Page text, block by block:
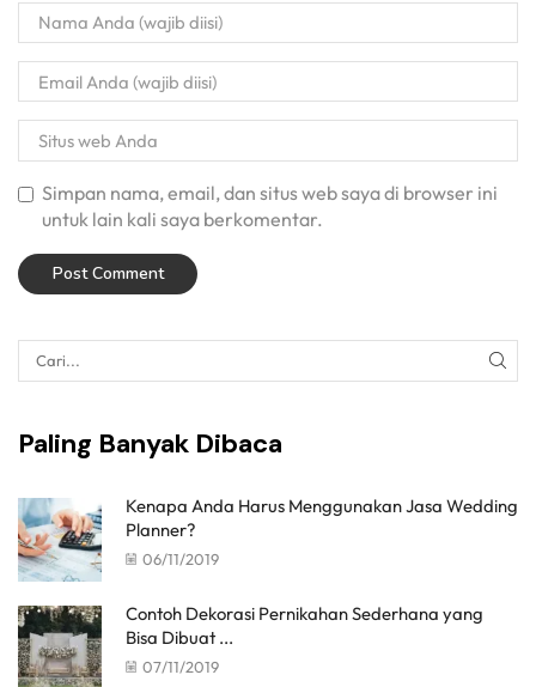
Simpan nama, email, dan situs web saya di browser ini
untuk lain kali saya berkomentar.
Paling Banyak Dibaca
Kenapa Anda Harus Menggunakan Jasa Wedding
Planner?
06/11/2019
Contoh Dekorasi Pernikahan Sederhana yang
Bisa Dibuat ...
07/11/2019